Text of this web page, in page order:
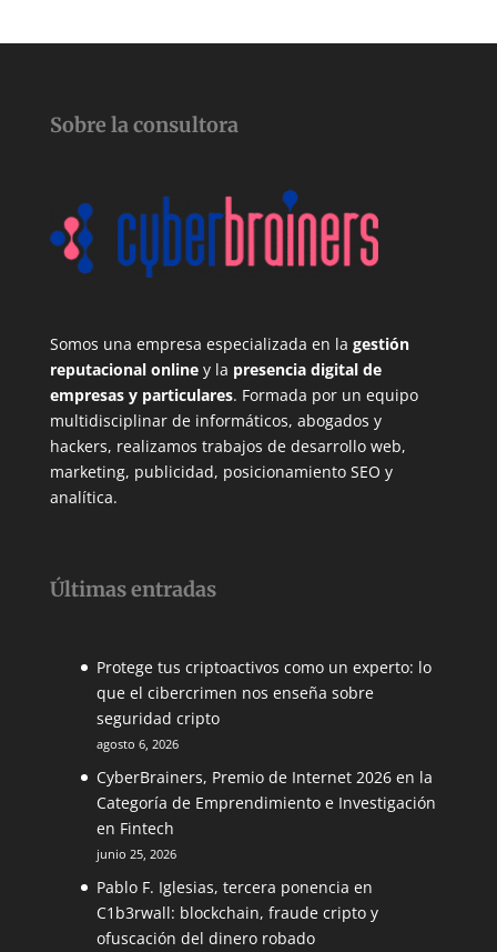
Sobre la consultora
Somos una empresa especializada en la gestión
reputacional onliney la presencia digital de
empresas y particulares. Formada por un equipo
multidisciplinar de informáticos, abogados y
hackers, realizamos trabajos de desarrollo web,
marketing, publicidad, posicionamiento SEO y
analítica.
Últimas entradas
Protege tus criptoactivos como un experto: lo
que el cibercrimen nos enseña sobre
seguridad cripto
agosto 6, 2026
CyberBrainers, Premio de Internet 2026 en la
Categoría de Emprendimiento e Investigación
en Fintech
junio 25, 2026
Pablo F. Iglesias, tercera ponencia en
C1b3rwall: blockchain, fraude cripto y
ofuscación del dinero robado